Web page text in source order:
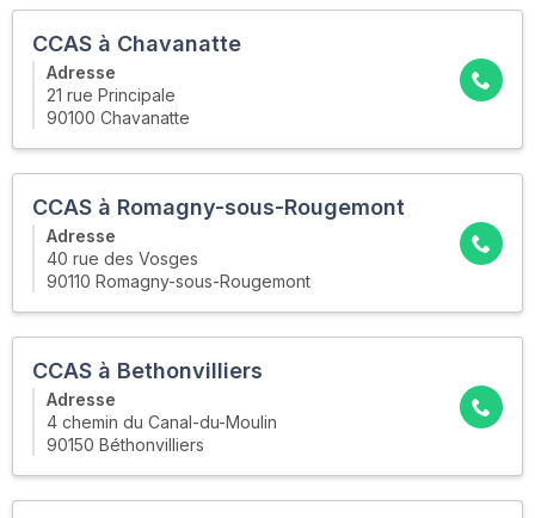
CCAS à Chavanatte
Adresse
21 rue Principale
90100 Chavanatte
CCAS à Romagny-sous-Rougemont
Adresse
40 rue des Vosges
90110 Romagny-sous-Rougemont
CCAS à Bethonvilliers
Adresse
4 chemin du Canal-du-Moulin
90150 Béthonvilliers